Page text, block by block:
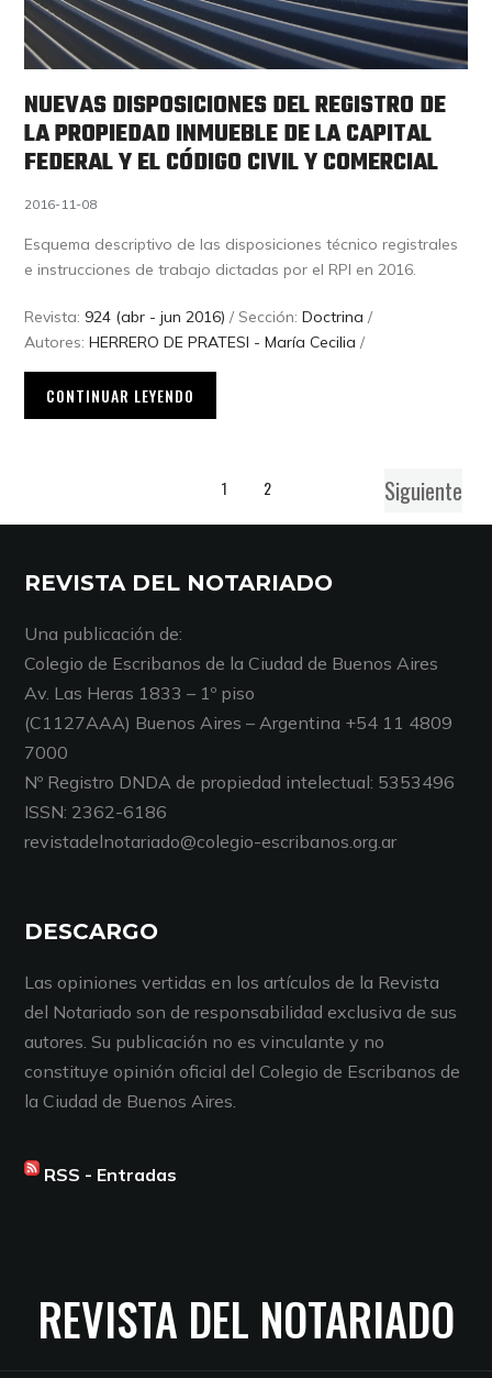
NUEVAS DISPOSICIONES DEL REGISTRO DE
LA PROPIEDAD INMUEBLE DE LA CAPITAL
FEDERAL Y EL CÓDIGO CIVIL Y COMERCIAL
2016-11-08
Esquema descriptivo de las disposiciones técnico registrales
e instrucciones de trabajo dictadas por el RPI en 2016.
Revista: 924 (abr - jun 2016) / Sección:Doctrina /
Autores:HERRERO DE PRATESI - María Cecilia /
CONTINUAR LEYENDO
1 2 Siguiente
REVISTA DEL NOTARIADO
Una publicación de:
Colegio de Escribanos de la Ciudad de Buenos Aires
Av. Las Heras 1833 – 1º piso
(C1127AAA) Buenos Aires – Argentina +54 11 4809
7000
Nº Registro DNDA de propiedad intelectual: 5353496
ISSN: 2362-6186
revistadelnotariado@colegio-escribanos.org.ar
DESCARGO
Las opiniones vertidas en los artículos de la Revista
del Notariado son de responsabilidad exclusiva de sus
autores. Su publicación no es vinculante y no
constituye opinión oficial del Colegio de Escribanos de
la Ciudad de Buenos Aires.
RSS - Entradas
REVISTA DEL NOTARIADO